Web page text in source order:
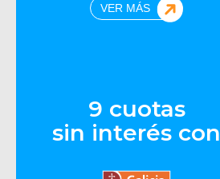
VER MÁS
9 cuotas
sin interés con